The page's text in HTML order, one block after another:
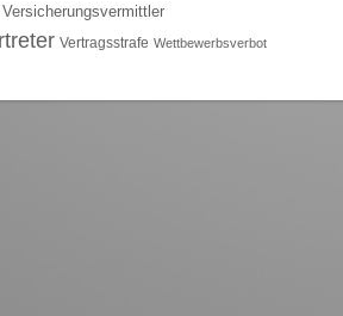
Versicherungsvermittler
Vertragsstrafe Wettbewerbsverbot